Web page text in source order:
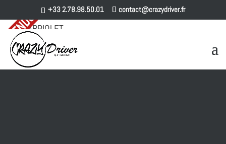
+33 2.78.98.50.01 contact@crazydriver.fr
Accueil-F-TYPE-F-TYPE S 3.0 V6 380
CABRIOLET